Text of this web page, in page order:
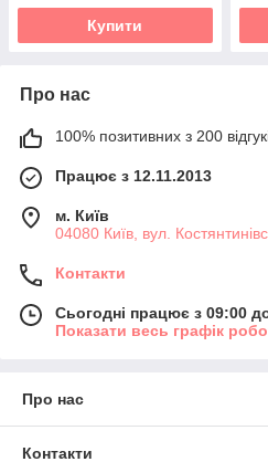
Купити
Про нас
100% позитивних з 200
Працює з 12.11.2013
м. Київ
04080 Київ, вул.
Контакти
Сьогодні працює з 09:00
Показати весь графік
Про нас
Контакти